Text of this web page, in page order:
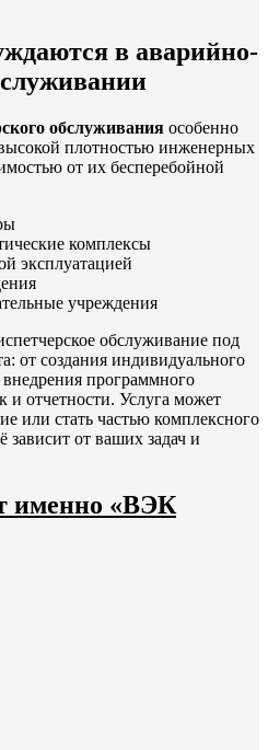
в аварийно-
обслуживания особенно
плотностью инженерных
от их бесперебойной
комплексы
эксплуатацией
учреждения
обслуживание под
от создания индивидуального
внедрения программного
и отчетности. Услуга может
или стать частью комплексного
от ваших задач и
именно «ВЭК